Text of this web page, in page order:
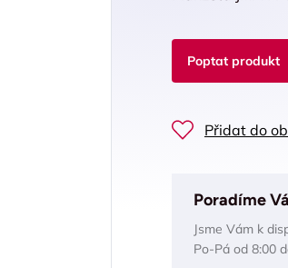
Poptat produkt
Přidat do
Poradíme
Jsme Vám k
Po-Pá od 8:00